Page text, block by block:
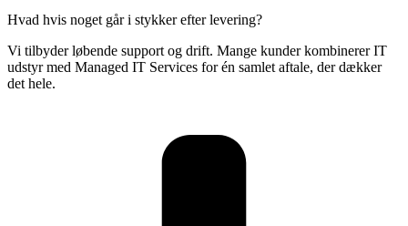
Hvad hvis noget går i stykker efter levering?
Vi tilbyder løbende support og drift. Mange kunder kombinerer IT
udstyr med Managed IT Services for én samlet aftale, der dækker
det hele.